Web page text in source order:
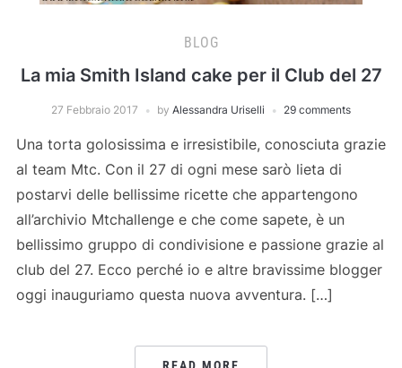
BLOG
La mia Smith Island cake per il Club del 27
27 Febbraio 2017 by Alessandra Uriselli 29 comments
Una torta golosissima e irresistibile, conosciuta grazie
al team Mtc. Con il 27 di ogni mese sarò lieta di
postarvi delle bellissime ricette che appartengono
all’archivio Mtchallenge e che come sapete, è un
bellissimo gruppo di condivisione e passione grazie al
club del 27. Ecco perché io e altre bravissime blogger
oggi inauguriamo questa nuova avventura. […]